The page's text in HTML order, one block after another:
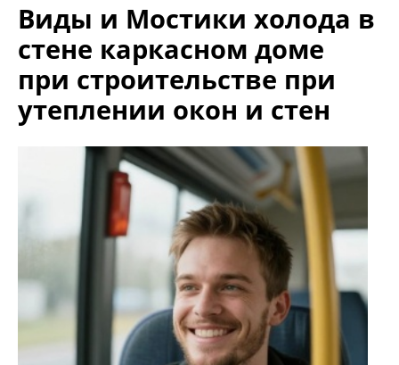
Виды и Мостики холода в
стене каркасном доме
при строительстве при
утеплении окон и стен